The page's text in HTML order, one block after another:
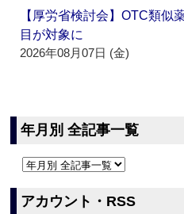
【厚労省検討会】OTC類似
目が対象に
2026年08月07日 (金)
年月別 全記事一覧
アカウント・RSS